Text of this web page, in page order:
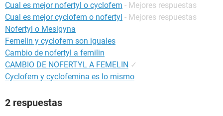
Cual es mejor nofertyl o cyclofem - Mejores respuestas
Cual es mejor cyclofem o nofertyl - Mejores respuestas
Nofertyl o Mesigyna
Femelin y cyclofem son iguales
Cambio de nofertyl a femilin
CAMBIO DE NOFERTYL A FEMELIN ✓
Cyclofem y cyclofemina es lo mismo
2 respuestas